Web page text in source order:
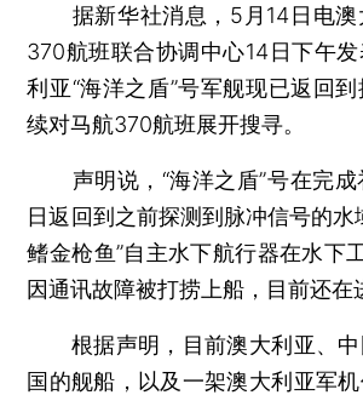
据新华社消息，5月14日电澳
370航班联合协调中心14日下午
利亚“海洋之盾”号军舰现已返回
续对马航370航班展开搜寻。
声明说，“海洋之盾”号在完成
日返回到之前探测到脉冲信号的水
鳍金枪鱼”自主水下航行器在水下
因通讯故障被打捞上船，目前还在
根据声明，目前澳大利亚、中
国的舰船，以及一架澳大利亚军